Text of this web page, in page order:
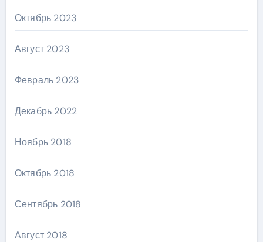
Октябрь 2023
Август 2023
Февраль 2023
Декабрь 2022
Ноябрь 2018
Октябрь 2018
Сентябрь 2018
Август 2018